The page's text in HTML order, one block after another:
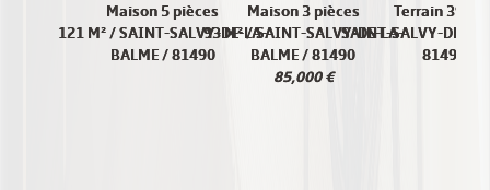
Maison 5 pièces
121 M² / SAINT-SALVY-DE-LA-
BALME / 81490
Maison 3 pièces
93 M² / SAINT-SALVY-DE-LA-
BALME / 81490
85,000 €
Terrain 394
SAINT-SALVY-DE-
81490